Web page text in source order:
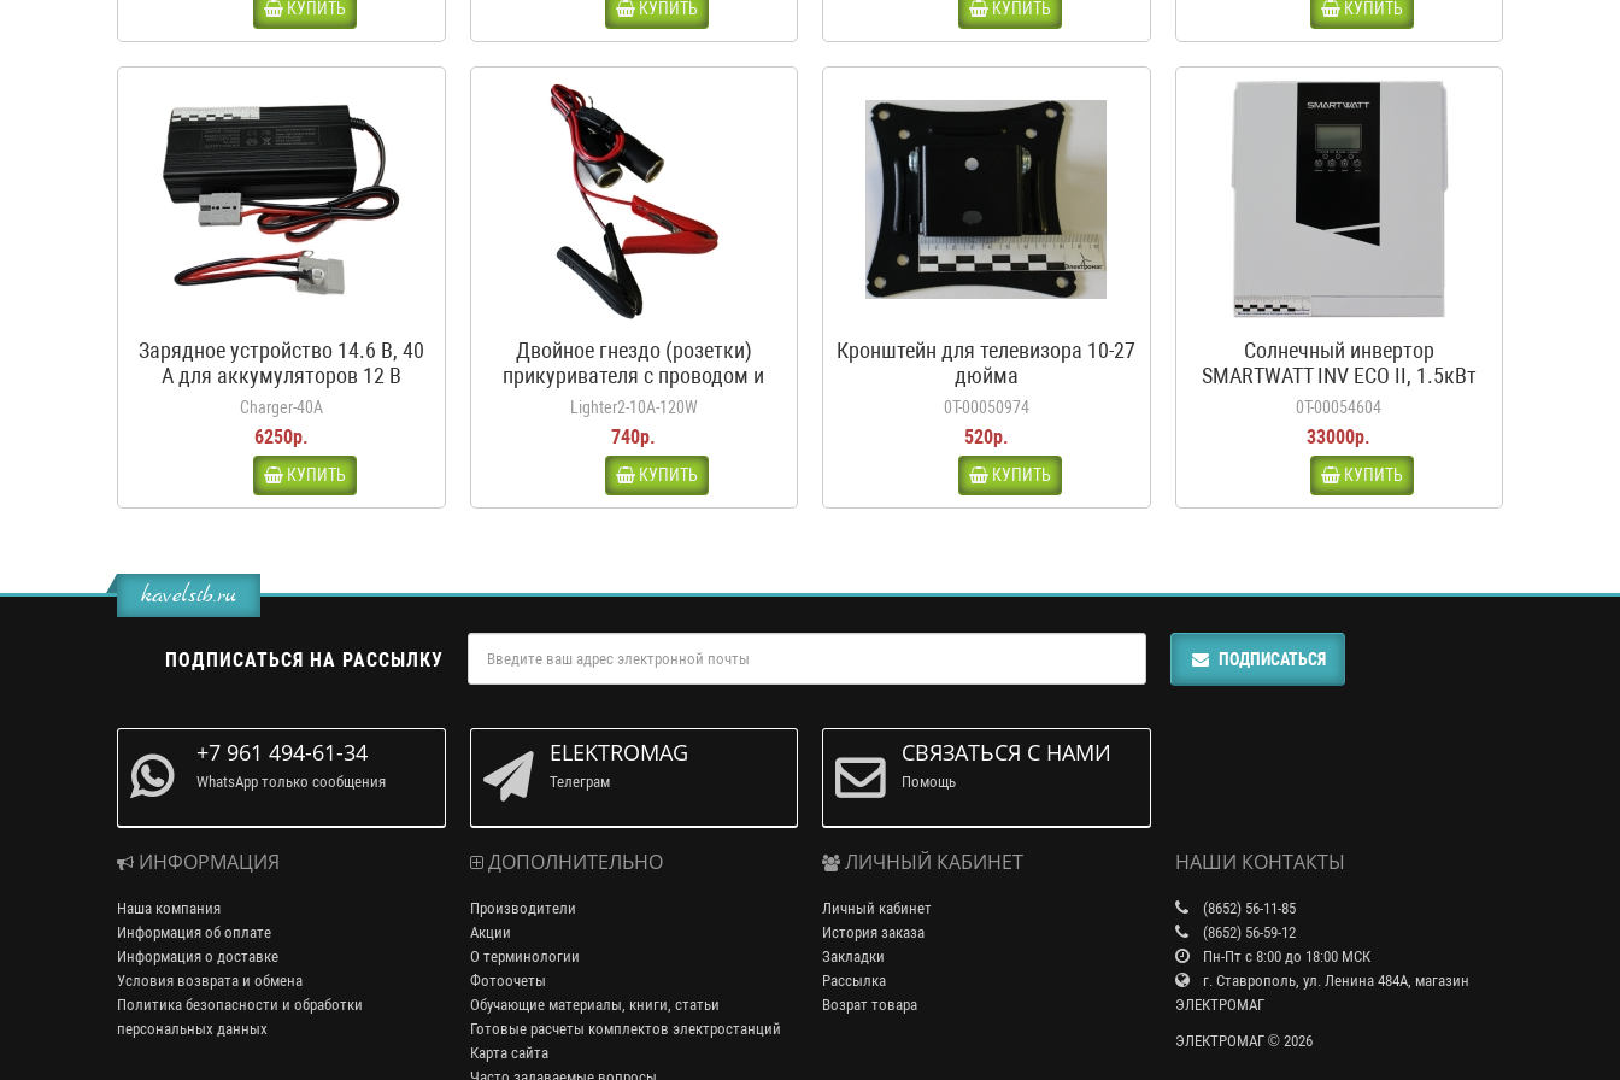
КУПИТЬ КУПИТЬ КУПИТЬ КУПИТЬ
Зарядное устройство 14.6 В, 40
А для аккумуляторов 12 В
LiFePO4
Charger-40A
6250р.
КУПИТЬ
Двойное гнездо (розетки)
прикуривателя с проводом и
крокодилами, 10А, 120Вт, 12-24В
Lighter2-10A-120W
740р.
КУПИТЬ
Кронштейн для телевизора 10-27
дюйма
0Т-00050974
520р.
КУПИТЬ
Солнечный инвертор
SMARTWATT INV ECO II, 1.5кВт
0Т-00054604
33000р.
КУПИТЬ
kavelsib.ru
ПОДПИСАТЬСЯ НА РАССЫЛКУ ПОДПИСАТЬСЯ
+7 961 494-61-34
WhatsApp только сообщения
ELEKTROMAG
Телеграм
СВЯЗАТЬСЯ С НАМИ
Помощь
ИНФОРМАЦИЯ
Наша компания
Информация об оплате
Информация о доставке
Условия возврата и обмена
Политика безопасности и обработки
персональных данных
ДОПОЛНИТЕЛЬНО
Производители
Акции
О терминологии
Фотоочеты
Обучающие материалы, книги, статьи
Готовые расчеты комплектов электростанций
Карта сайта
ЛИЧНЫЙ КАБИНЕТ
Личный кабинет
История заказа
Закладки
Рассылка
Возрат товара
НАШИ КОНТАКТЫ
(8652) 56-11-85
(8652) 56-59-12
Пн-Пт с 8:00 до 18:00 МСК
г. Ставрополь, ул. Ленина 484А, магазин
ЭЛЕКТРОМАГ
ЭЛЕКТРОМАГ © 2026